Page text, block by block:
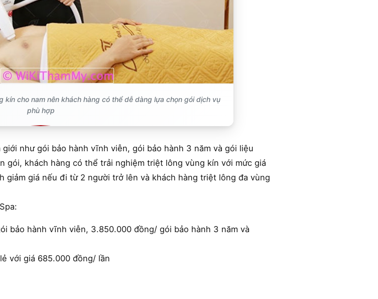
kín cho nam nên khách hàng có thể dễ dàng lựa chọn gói dịch vụ
phù hợp
như gói bảo hành vĩnh viễn, gói bảo hành 3 năm và gói liệu
gói, khách hàng có thể trải nghiệm triệt lông vùng kín với mức giá
giảm giá nếu đi từ 2 người trở lên và khách hàng triệt lông đa vùng
bảo hành vĩnh viễn, 3.850.000 đồng/ gói bảo hành 3 năm và
với giá 685.000 đồng/ lần